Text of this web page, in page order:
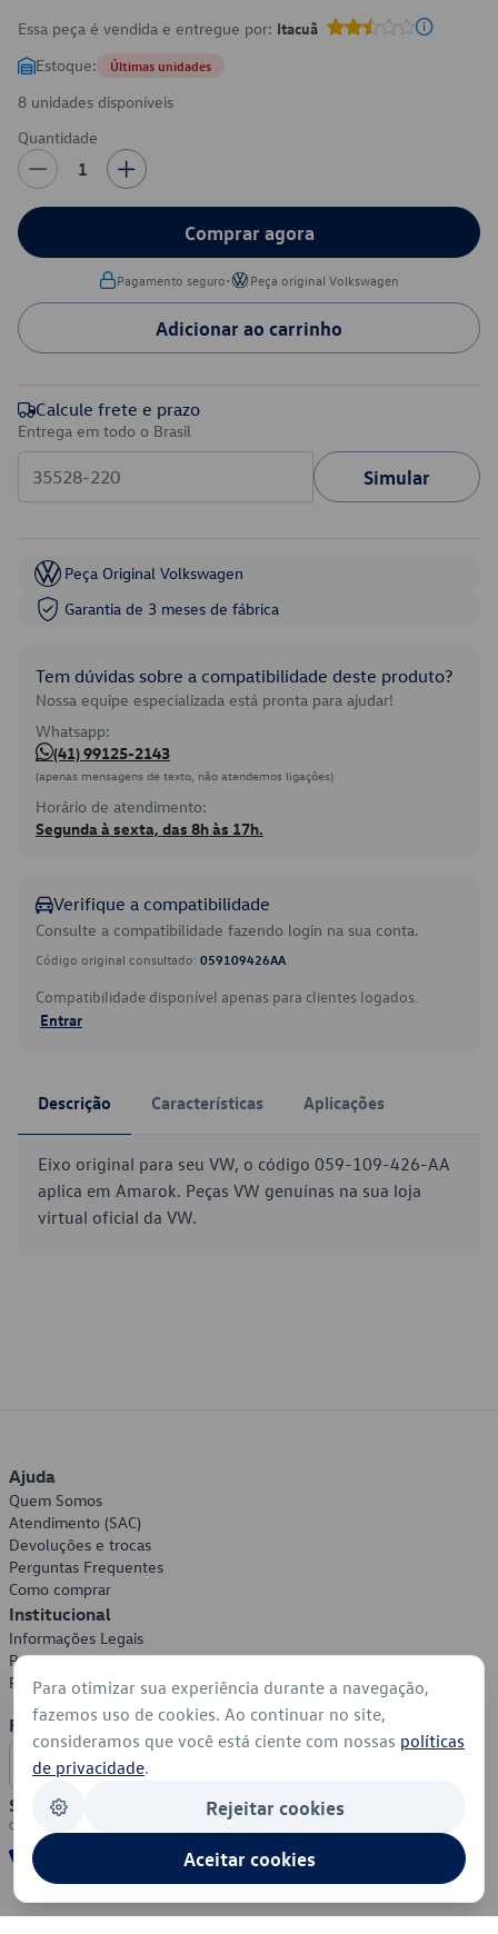
Essa peça é vendida e entregue por: Itacuã
Estoque: Últimas unidades
8 unidades disponíveis
Quantidade
1
Comprar agora
Pagamento seguro• Peça original Volkswagen
Adicionar ao carrinho
Calcule frete e prazo
Entrega em todo o Brasil
Simular
Peça Original Volkswagen
Garantia de 3 meses de fábrica
Tem dúvidas sobre a compatibilidade deste produto?
Nossa equipe especializada está pronta para ajudar!
Whatsapp:
(41) 99125-2143
(apenas mensagens de texto, não atendemos ligações)
Horário de atendimento:
Segunda à sexta, das 8h às 17h.
Verifique a compatibilidade
Consulte a compatibilidade fazendo login na sua conta.
Código original consultado: 059109426AA
Compatibilidade disponível apenas para clientes logados.
Entrar
Descrição Características Aplicações
Eixo original para seu VW, o código 059-109-426-AA
aplica em Amarok. Peças VW genuínas na sua loja
virtual oficial da VW.
Ajuda
Quem Somos
Atendimento (SAC)
Devoluções e trocas
Perguntas Frequentes
Como comprar
Institucional
Informações Legais
Política de Privacidade
Política de Cookies
Formas de Pagamento
Segurança
Para otimizar sua experiência durante a navegação,
fazemos uso de cookies. Ao continuar no site,
consideramos que você está ciente com nossas políticas
de privacidade.
Rejeitar cookies
Aceitar cookies